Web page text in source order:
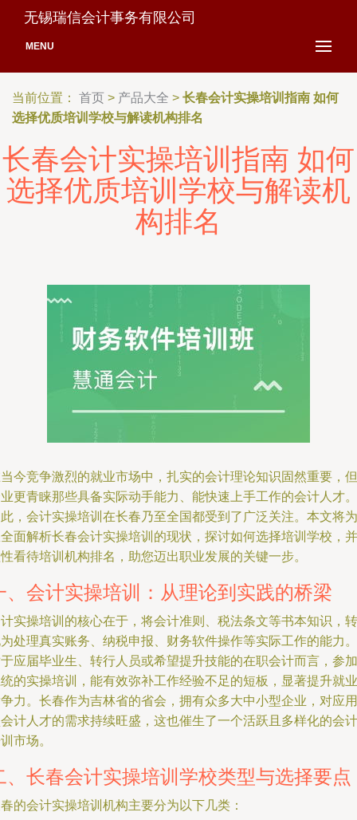
无锡瑞信会计事务有限公司
MENU
当前位置： 首页 > 产品大全 > 长春会计实操培训指南 如何
选择优质培训学校与解读机构排名
长春会计实操培训指南 如何
选择优质培训学校与解读机
构排名
今竞争激烈的就业市场中，扎实的会计理论知识固然重要，但
更青睐那些具备实际动手能力、能快速上手工作的会计人才。
，会计实操培训在长春乃至全国都受到了广泛关注。本文将为
面解析长春会计实操培训的现状，探讨如何选择培训学校，并
看待培训机构排名，助您迈出职业发展的关键一步。
、会计实操培训：从理论到实践的桥梁
实操培训的核心在于，将会计准则、税法条文等书本知识，转
处理真实账务、纳税申报、财务软件操作等实际工作的能力。
应届毕业生、转行人员或希望提升技能的在职会计而言，参加
的实操培训，能有效弥补工作经验不足的短板，显著提升就业
力。长春作为吉林省的省会，拥有众多大中小型企业，对应用
计人才的需求持续旺盛，这也催生了一个活跃且多样化的会计
市场。
、长春会计实操培训学校类型与选择要点
的会计实操培训机构主要分为以下几类：